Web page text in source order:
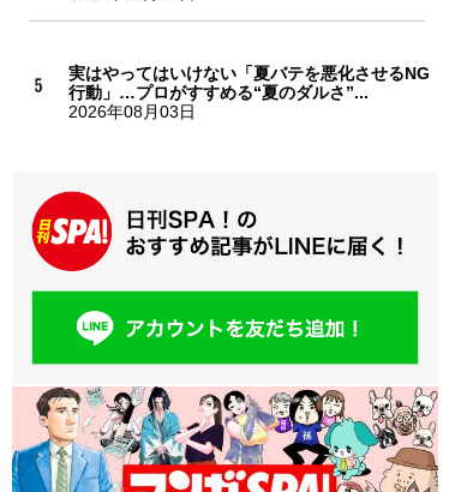
実はやってはいけない「夏バテを悪化させるNG
行動」…プロがすすめる“夏のダルさ”...
2026年08月03日